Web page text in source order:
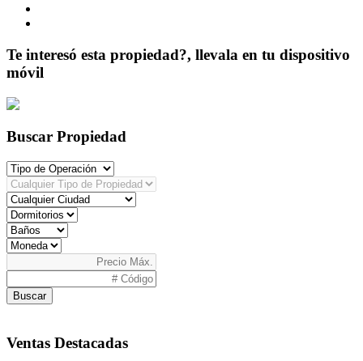
Te interesó esta propiedad?, llevala en tu dispositivo
móvil
Buscar Propiedad
Buscar
Ventas Destacadas